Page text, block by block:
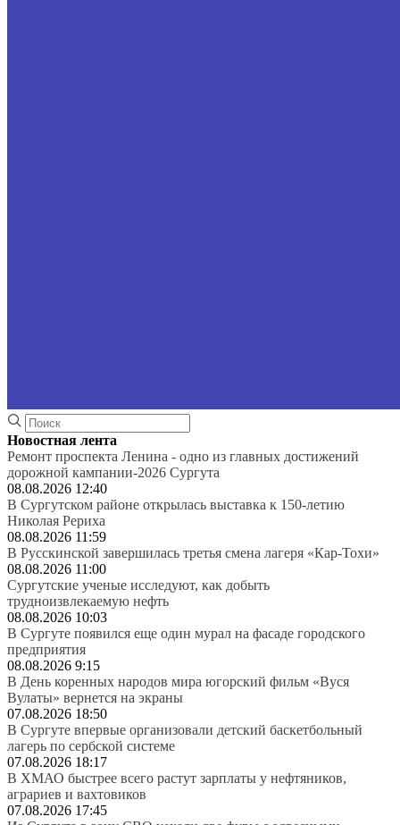
Новостная лента
Ремонт проспекта Ленина - одно из главных достижений
дорожной кампании-2026 Сургута
08.08.2026 12:40
В Сургутском районе открылась выставка к 150-летию
Николая Рериха
08.08.2026 11:59
В Русскинской завершилась третья смена лагеря «Кар-Тохи»
08.08.2026 11:00
Сургутские ученые исследуют, как добыть
трудноизвлекаемую нефть
08.08.2026 10:03
В Сургуте появился еще один мурал на фасаде городского
предприятия
08.08.2026 9:15
В День коренных народов мира югорский фильм «Вуся
Вулаты» вернется на экраны
07.08.2026 18:50
В Сургуте впервые организовали детский баскетбольный
лагерь по сербской системе
07.08.2026 18:17
В ХМАО быстрее всего растут зарплаты у нефтяников,
аграриев и вахтовиков
07.08.2026 17:45